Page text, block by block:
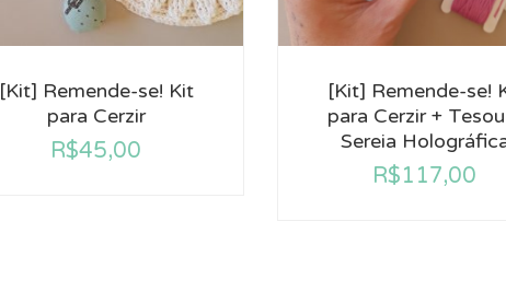
[Kit] Remende-se! Kit
para Cerzir
R$45,00
[Kit] Remende-se!
para Cerzir +
Sereia
R$117,00